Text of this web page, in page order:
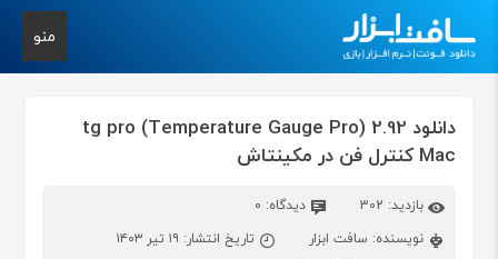
منو
دانلود tg pro (Temperature Gauge Pro) 2.92
Mac کنترل فن‌ در مکینتاش
بازدید: 302
دیدگاه: 0
نویسنده: سافت ابزار
تاریخ انتشار: ۱۹ تیر ۱۴۰۳